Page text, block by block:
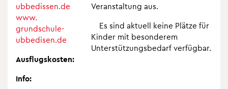
ubbedissen.​de
www.​
grundschule-​
ubbedisen.​de
Aus­flugs­kos­ten:
Info:
Ver­an­stal­tung aus.
Es sind aktu­ell keine Plätze für
Kin­der mit beson­de­rem
Unter­stüt­zungs­be­darf ver­füg­bar.